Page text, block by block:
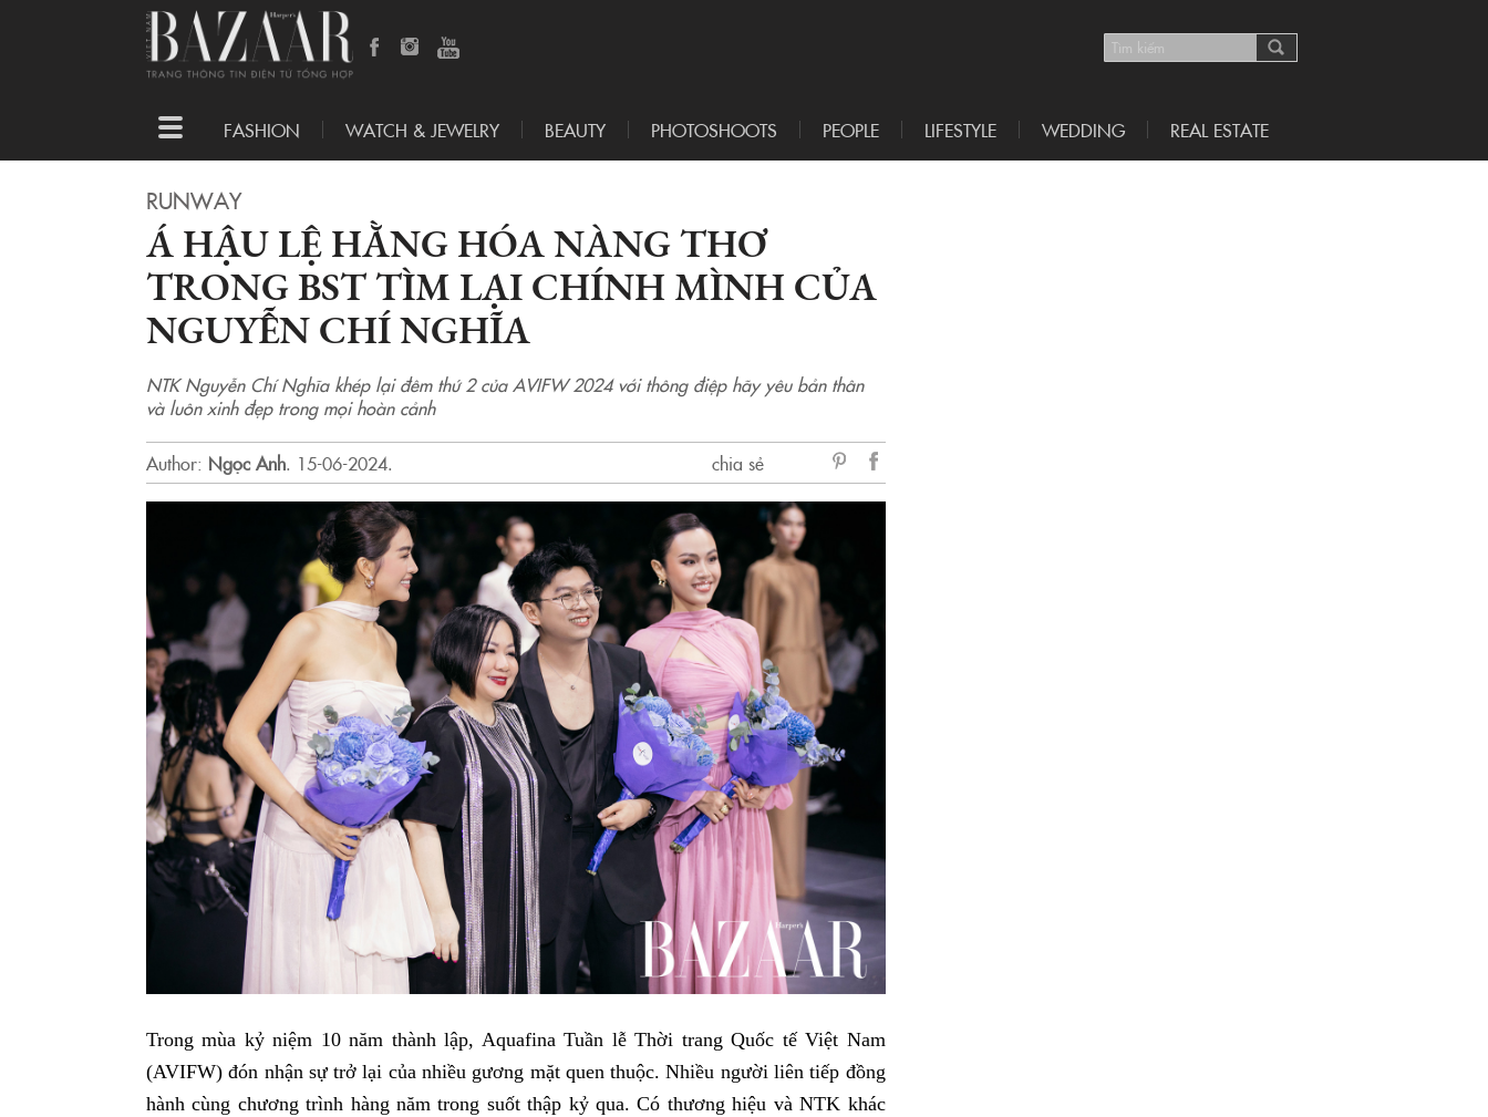
Toggle
navigation
FASHION WATCH & JEWELRY BEAUTY PHOTOSHOOTS PEOPLE LIFESTYLE WEDDING REAL ESTATE
RUNWAY
Á HẬU LỆ HẰNG HÓA NÀNG THƠ
TRONG BST TÌM LẠI CHÍNH MÌNH CỦA
NGUYỄN CHÍ NGHĨA
NTK Nguyễn Chí Nghĩa khép lại đêm thứ 2 của AVIFW 2024 với thông điệp hãy yêu bản thân
và luôn xinh đẹp trong mọi hoàn cảnh
Author: Ngọc Anh. 15-06-2024.
chia sẻ
Trong mùa kỷ niệm 10 năm thành lập, Aquafina Tuần lễ Thời trang Quốc tế Việt Nam
(AVIFW) đón nhận sự trở lại của nhiều gương mặt quen thuộc. Nhiều người liên tiếp đồng
hành cùng chương trình hàng năm trong suốt thập kỷ qua. Có thương hiệu và NTK khác